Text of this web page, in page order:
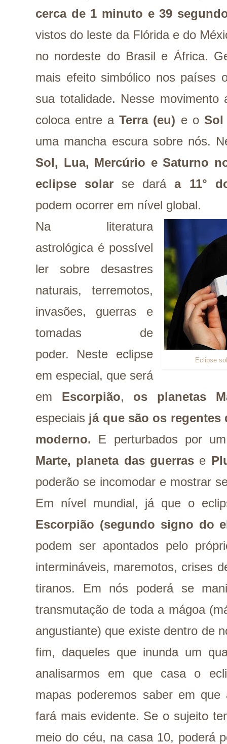
cerca de 1 minuto e 39
vistos do leste da Flórida e do
no nordeste do Brasil e África.
mais efeito simbólico nos países
sua totalidade. Nesse
coloca entre aTerra (eu) e o Sol
uma mancha escura sobre nós.
Sol, Lua, Mercúrio e Saturno
eclipse solar se daráa 11°
podem ocorrer em nível global.
Eclipse
Na literatura
astrológica é possível
ler sobre desastres
naturais, terremotos,
invasões, guerras e
tomadas de
poder. Neste eclipse
em especial, que será
em Escorpião, os planetas
especiais já que são os
moderno. E perturbados por
Marte, planeta das guerras e
poderão se incomodar e mostrar
Em nível mundial, já que o
Escorpião (segundo signo do
podem ser apontados pelo
intermináveis, maremotos, crises
tiranos. Em nós poderá se
transmutação de toda a mágoa
angustiante) que existe dentro de
fim, daqueles que inunda um
analisarmos em que casa o
mapas poderemos saber em
fará mais evidente. Se o sujeito
meio do céu, na casa 10, poderá